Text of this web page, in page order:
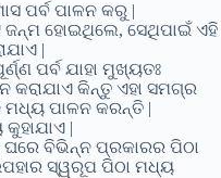
ପର୍ବ ପାଳନ କରୁ |
ଜନ୍ମ ହୋଇଥିଲେ, ସେଥିପାଇଁ ଏହି
|
ପର୍ବ ଯାହା ମୁଖ୍ୟତଃ
କରାଯାଏ କିନ୍ତୁ ଏହା ସମଗ୍ର
ମଧ୍ୟ ପାଳନ କରନ୍ତି |
|
ଘରେ ବିଭିନ୍ନ ପ୍ରକାରର ପିଠା
ସ୍ୱରୂପ ପିଠା ମଧ୍ୟ